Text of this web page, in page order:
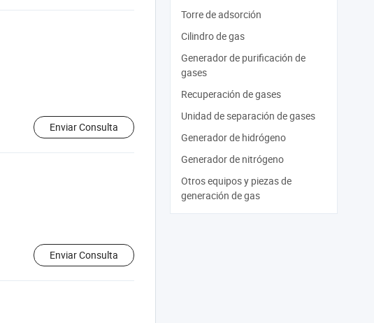
Enviar Consulta
Enviar Consulta
Torre de adsorción
Cilindro de gas
Generador de purificación de
gases
Recuperación de gases
Unidad de separación de gases
Generador de hidrógeno
Generador de nitrógeno
Otros equipos y piezas de
generación de gas